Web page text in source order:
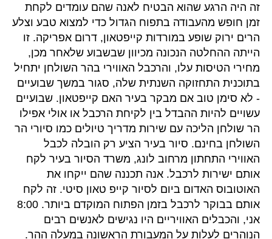
זה היה הרגע שהוא הבטיח לאנה שהם עומדים לקחת
זמן חופש מהעבודה בתפוח הגדול כדי למצוא טבע וצלע
הרים ירוק שופע במורדות קייפטאון, דרום אפריקה. זו
הייתה ההחלטה הנכונה מכיוון שבשבוע שלאחר מכן,
מחירי הטיסות עלו, והרכבל האווירי בהר השולחן יתחיל
בתוכנית התחזוקה השנתית שלה, סגור במשך שבועיים
- לא סימן טוב אם מבקר בעיר האם קייפטאון. שבועיים
עשויים להיות ההבדל בין לקיחת הרכבל או אולי אפילו
הר שולחן הליכה עם שירות מדריך טיולים כמו סיורי הר
השולחן בחינם. סיור בעיר הציע רק הובלה לכבל
האווירי התחתון מרחוב לונג, משרד הסיור בעיר לקח
אותם ישירות לרכבל. אנה תכננה שהם ייקחו את
האוטובוס האדום ביום לסיור קייפ טאון סיטי. זה לקח
אותם בבוקר לרכבל בזמן הפתוח המוקדם ביותר. 8:00
אני, והכבלים האוויריים היו נגישים לאנשים רבים
הנוהרים לעלות על המעבורת הראשונה במעלה ההר.